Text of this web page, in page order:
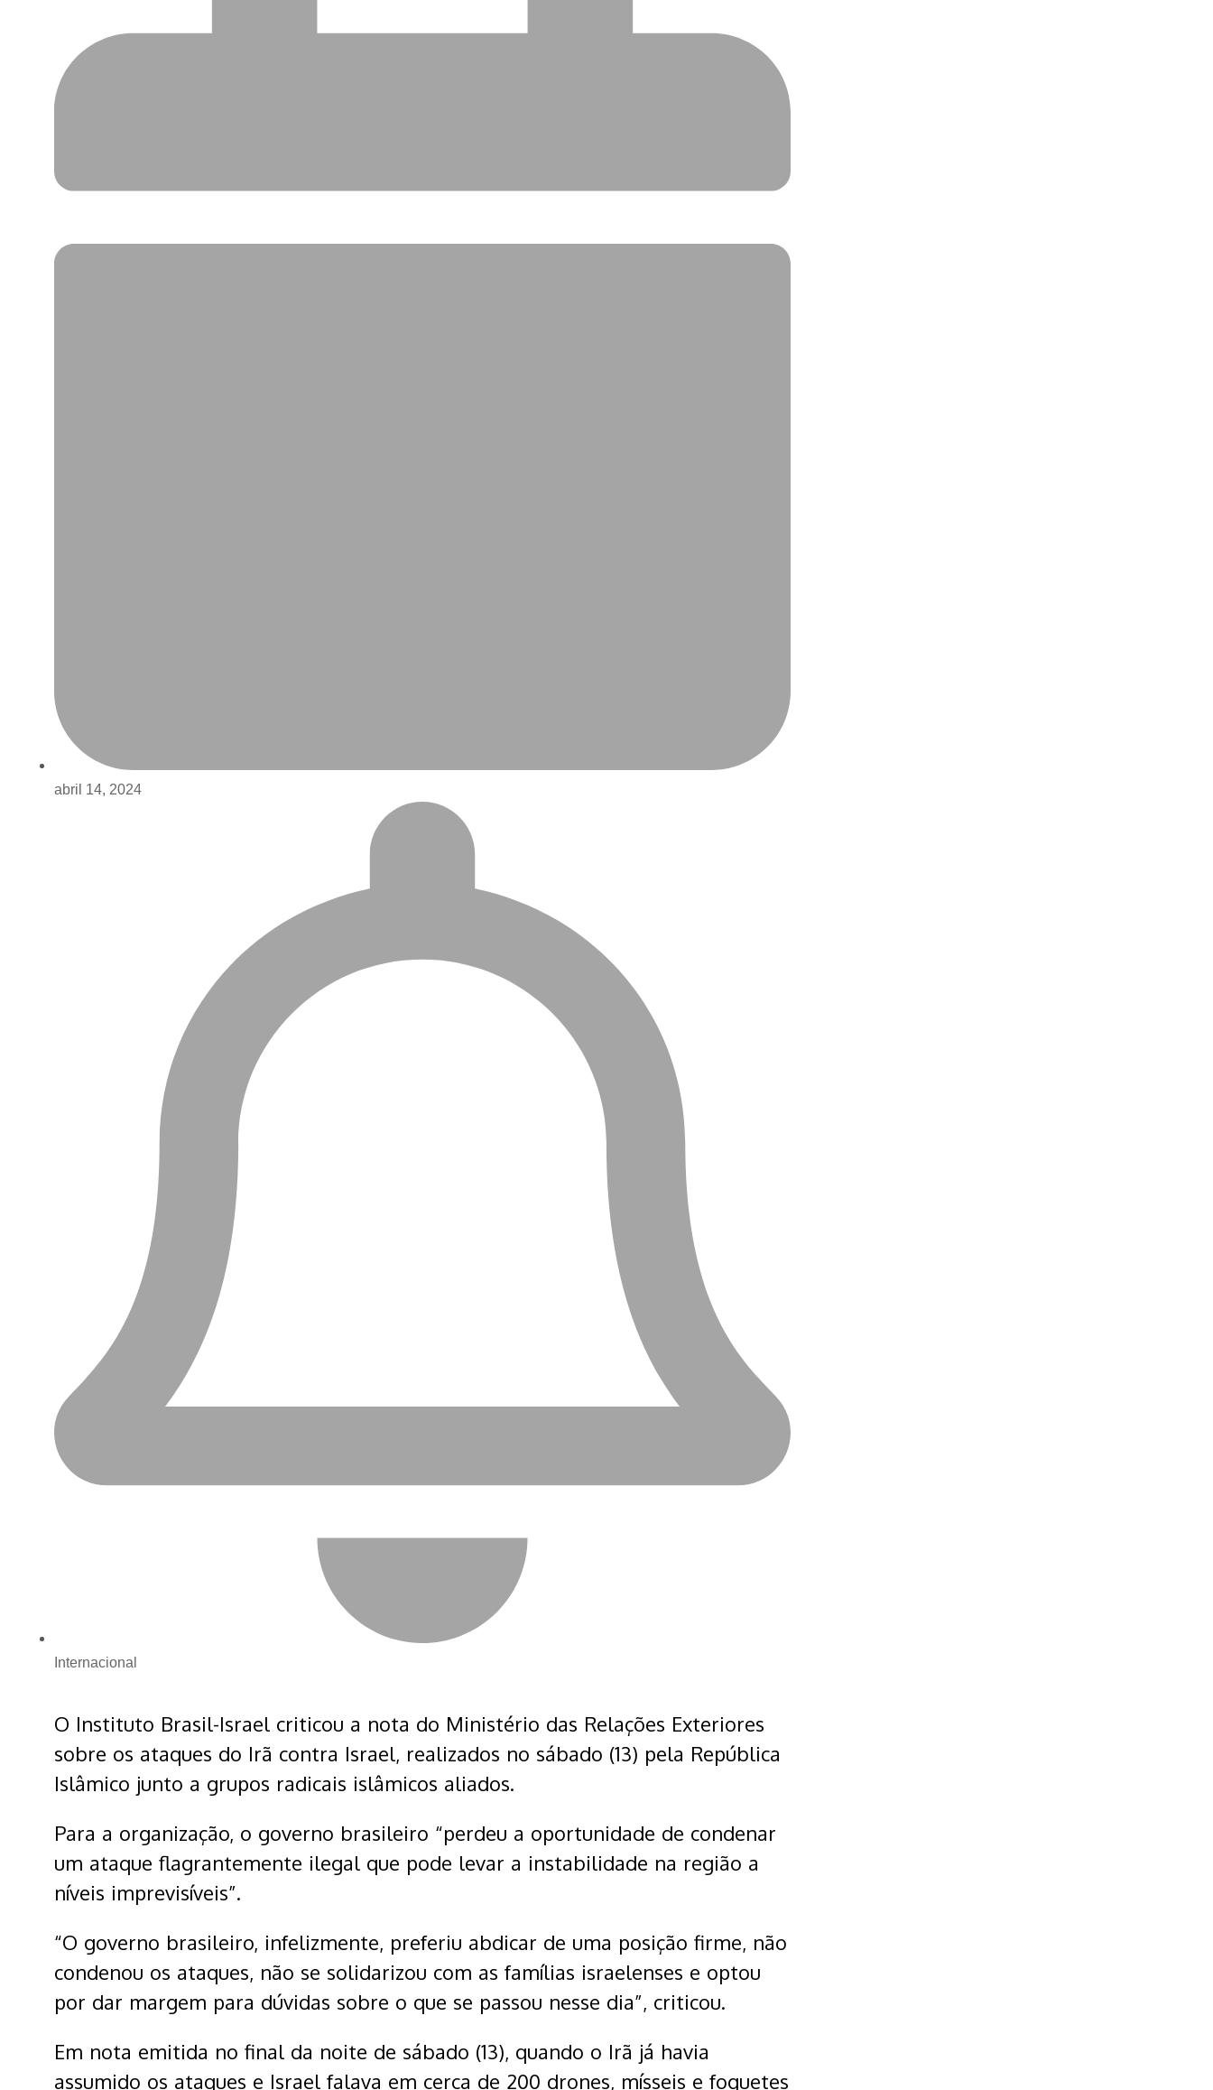
abril 14, 2024
Internacional
O Instituto Brasil-Israel criticou a nota do Ministério das Relações Exteriores
sobre os ataques do Irã contra Israel, realizados no sábado (13) pela República
Islâmico junto a grupos radicais islâmicos aliados.
Para a organização, o governo brasileiro “perdeu a oportunidade de condenar
um ataque flagrantemente ilegal que pode levar a instabilidade na região a
níveis imprevisíveis”.
“O governo brasileiro, infelizmente, preferiu abdicar de uma posição firme, não
condenou os ataques, não se solidarizou com as famílias israelenses e optou
por dar margem para dúvidas sobre o que se passou nesse dia”, criticou.
Em nota emitida no final da noite de sábado (13), quando o Irã já havia
assumido os ataques e Israel falava em cerca de 200 drones, mísseis e foguetes